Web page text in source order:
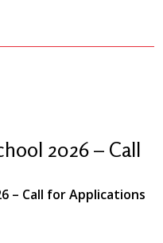
2026 – Call
– Call for Applications